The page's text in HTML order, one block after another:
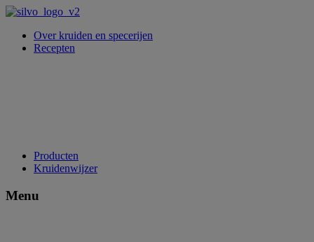
Over kruiden en specerijen
Recepten
Producten
Kruidenwijzer
Menu